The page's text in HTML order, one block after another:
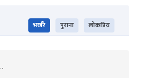
भर्खरै पुराना लोकप्रिय